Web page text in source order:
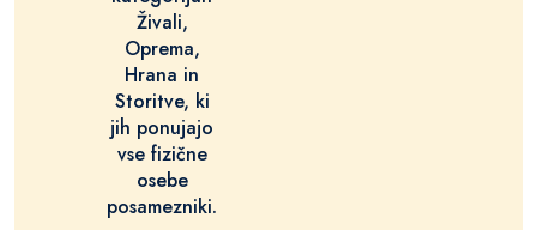
Živali,
Oprema,
Hrana in
Storitve, ki
jih ponujajo
vse fizične
osebe
posamezniki.